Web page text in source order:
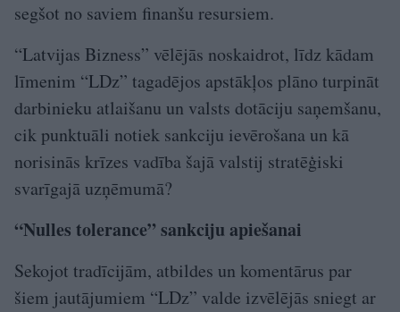
segšot no saviem finanšu resursiem.
“Latvijas Bizness” vēlējās noskaidrot, līdz kādam
līmenim “LDz” tagadējos apstākļos plāno turpināt
darbinieku atlaišanu un valsts dotāciju saņemšanu,
cik punktuāli notiek san­kciju ievērošana un kā
norisinās krīzes vadība šajā valstij stratēģiski
svarīgajā uzņēmumā?
“Nulles tolerance” sankciju apiešanai
Sekojot tradīcijām, atbildes un komentārus par
šiem jautājumiem “LDz” valde izvēlējās sniegt ar